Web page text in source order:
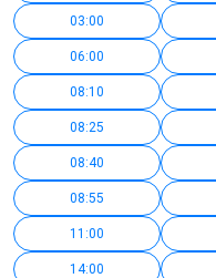
03:00
06:00
08:10
08:25
08:40
08:55
11:00
14:00